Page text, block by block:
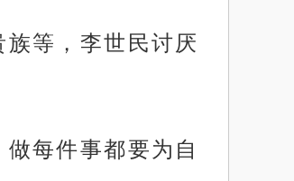
等，李世民讨厌
每件事都要为自